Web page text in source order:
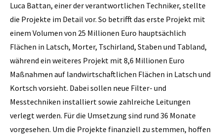
Luca Battan, einer der verantwortlichen Techniker, stellte
die Projekte im Detail vor. So betrifft das erste Projekt mit
einem Volumen von 25 Millionen Euro hauptsächlich
Flächen in Latsch, Morter, Tschirland, Staben und Tabland,
während ein weiteres Projekt mit 8,6 Millionen Euro
Maßnahmen auf landwirtschaftlichen Flächen in Latsch und
Kortsch vorsieht. Dabei sollen neue Filter- und
Messtechniken installiert sowie zahlreiche Leitungen
verlegt werden. Für die Umsetzung sind rund 36 Monate
vorgesehen. Um die Projekte finanziell zu stemmen, hoffen